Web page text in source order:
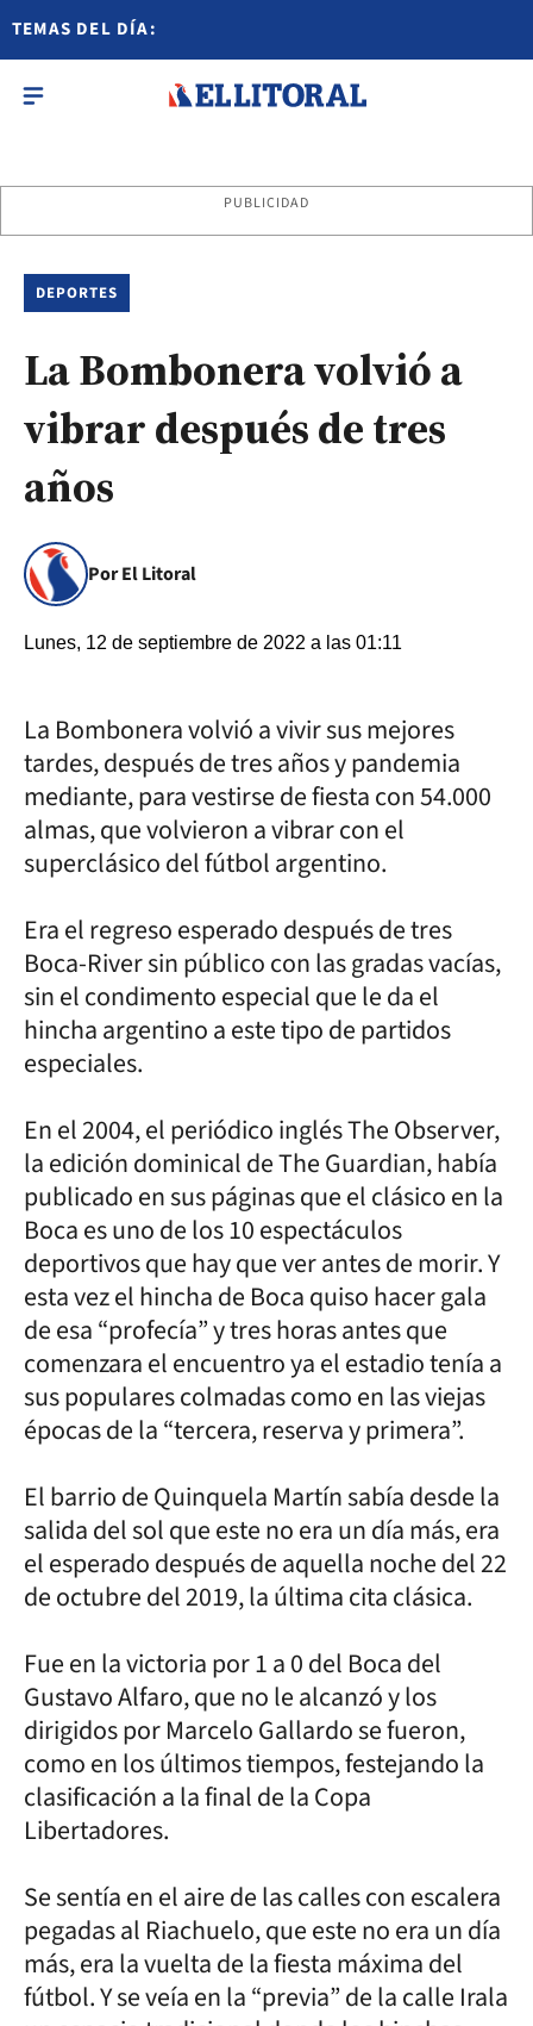
TEMAS DEL DÍA:
PUBLICIDAD
DEPORTES
La Bombonera volvió a
vibrar después de tres
años
Por El Litoral
Lunes, 12 de septiembre de 2022 a las 01:11
La Bombonera volvió a vivir sus mejores
tardes, después de tres años y pandemia
mediante, para vestirse de fiesta con 54.000
almas, que volvieron a vibrar con el
superclásico del fútbol argentino.
Era el regreso esperado después de tres
Boca-River sin público con las gradas vacías,
sin el condimento especial que le da el
hincha argentino a este tipo de partidos
especiales.
En el 2004, el periódico inglés The Observer,
la edición dominical de The Guardian, había
publicado en sus páginas que el clásico en la
Boca es uno de los 10 espectáculos
deportivos que hay que ver antes de morir. Y
esta vez el hincha de Boca quiso hacer gala
de esa “profecía” y tres horas antes que
comenzara el encuentro ya el estadio tenía a
sus populares colmadas como en las viejas
épocas de la “tercera, reserva y primera”.
El barrio de Quinquela Martín sabía desde la
salida del sol que este no era un día más, era
el esperado después de aquella noche del 22
de octubre del 2019, la última cita clásica.
Fue en la victoria por 1 a 0 del Boca del
Gustavo Alfaro, que no le alcanzó y los
dirigidos por Marcelo Gallardo se fueron,
como en los últimos tiempos, festejando la
clasificación a la final de la Copa
Libertadores.
Se sentía en el aire de las calles con escalera
pegadas al Riachuelo, que este no era un día
más, era la vuelta de la fiesta máxima del
fútbol. Y se veía en la “previa” de la calle Irala